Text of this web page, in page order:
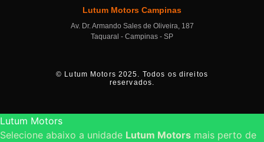
Lutum Motors Campinas
Av. Dr. Armando Sales de Oliveira, 187
Taquaral - Campinas - SP
© Lutum Motors 2025. Todos os direitos
reservados.
Lutum Motors
Selecione abaixo a unidade Lutum Motors mais perto de